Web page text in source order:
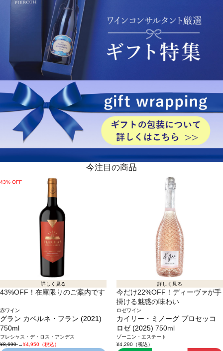
今注目の商品
43% OFF
詳しく見る
43%OFF！在庫限りのご案内です
赤ワイン
グラン カベルネ・フラン (2021)
750ml
フレシャス・デ・ロス・アンデス
¥8,690→¥4,950（税込）
詳しく見る
今だけ22%OFF！ディーヴァが手
掛ける魅惑の味わい
ロゼワイン
カイリー・ミノーグ プロセッコ
ロゼ (2025) 750ml
ゾーニン・エステート
¥4,290（税込）